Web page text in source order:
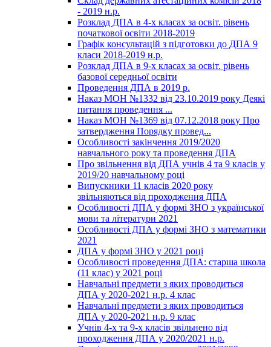
- 2019 н.р.
Розклад ДПА в 4-х класах за освіт. рівень
початкової освіти 2018-2019
Графік консультацій з підготовки до ДПА 9
класи 2018-2019 н.р.
Розклад ДПА в 9-х класах за освіт. рівень
базової середньої освіти
Проведення ДПА в 2019 р.
Наказ МОН №1332 від 23.10.2019 року Деякі
питання проведення ...
Наказ МОН №1369 від 07.12.2018 року Про
затвердження Порядку провед...
Особливості закінчення 2019/2020
навчального року та проведення ДПА
Про звільнення від ДПА учнів 4 та 9 класів у
2019/20 навчальному році
Випускники 11 класів 2020 року
звільняються від проходження ДПА
Особливості ДПА у формі ЗНО з української
мови та літератури 2021
Особливості ДПА у формі ЗНО з математики
2021
ДПА у формі ЗНО у 2021 році
Особливості проведення ДПА: старша школа
(11 клас) у 2021 році
Навчальні предмети з яких проводиться
ДПА у 2020-2021 н.р. 4 клас
Навчальні предмети з яких проводиться
ДПА у 2020-2021 н.р. 9 клас
Учнів 4-х та 9-х класів звільнено від
проходження ДПА у 2020/2021 н.р.